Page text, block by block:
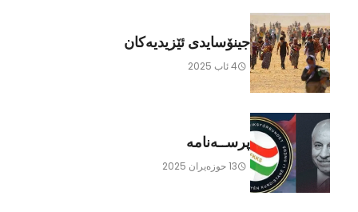
جینۆسایدی ئێزیدیەکان
4 ئاب 2025
پرســەنامە
13 حوزه‌یران 2025